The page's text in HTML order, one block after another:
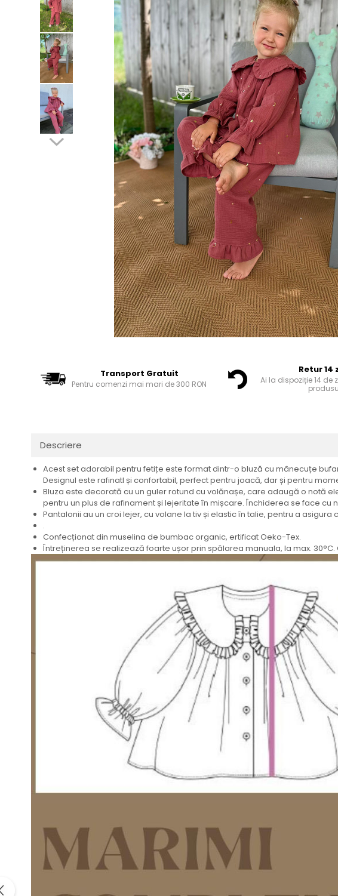
Transport Gratuit
Pentru comenzi mai mari de 300 RON
Retur 14
Ai la dispoziție 14 de
Descriere
Acest set adorabil pentru fetițe este format dintr-o bluză cu mânecuțe
Designul este rafinatl și confortabil, perfect pentru joacă, dar și pentru
Bluza este decorată cu un guler rotund cu volănașe, care adaugă o notă
pentru un plus de rafinament și lejeritate în mișcare. Închiderea se face cu
Pantalonii au un croi lejer, cu volane la tiv și elastic în talie, pentru a
.
Confecționat din muselina de bumbac organic, ertificat Oeko-Tex.
Întreținerea se realizează foarte ușor prin spălarea manuala, la max. 30°C.